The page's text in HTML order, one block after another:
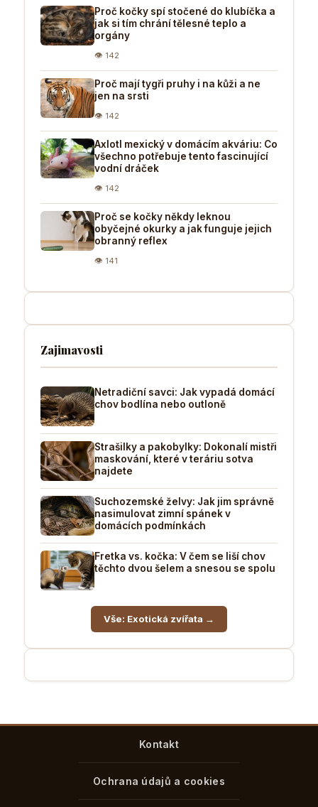
Proč kočky spí stočené do klubíčka a
jak si tím chrání tělesné teplo a
orgány
👁 142
Proč mají tygři pruhy i na kůži a ne
jen na srsti
👁 142
Axlotl mexický v domácím akváriu: Co
všechno potřebuje tento fascinující
vodní dráček
👁 142
Proč se kočky někdy leknou
obyčejné okurky a jak funguje jejich
obranný reflex
👁 141
Zajimavosti
Netradiční savci: Jak vypadá domácí
chov bodlína nebo outloně
Strašilky a pakobylky: Dokonalí mistři
maskování, které v teráriu sotva
najdete
Suchozemské želvy: Jak jim správně
nasimulovat zimní spánek v
domácích podmínkách
Fretka vs. kočka: V čem se liší chov
těchto dvou šelem a snesou se spolu
Vše: Exotická zvířata →
Kontakt
Ochrana údajů a cookies